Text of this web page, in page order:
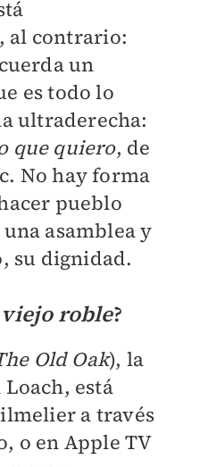
al contrario:
un
es todo lo
ultraderecha:
que quiero, de
No hay forma
pueblo
asamblea y
su dignidad.
roble?
Old Oak), la
está
a través
o en Apple TV